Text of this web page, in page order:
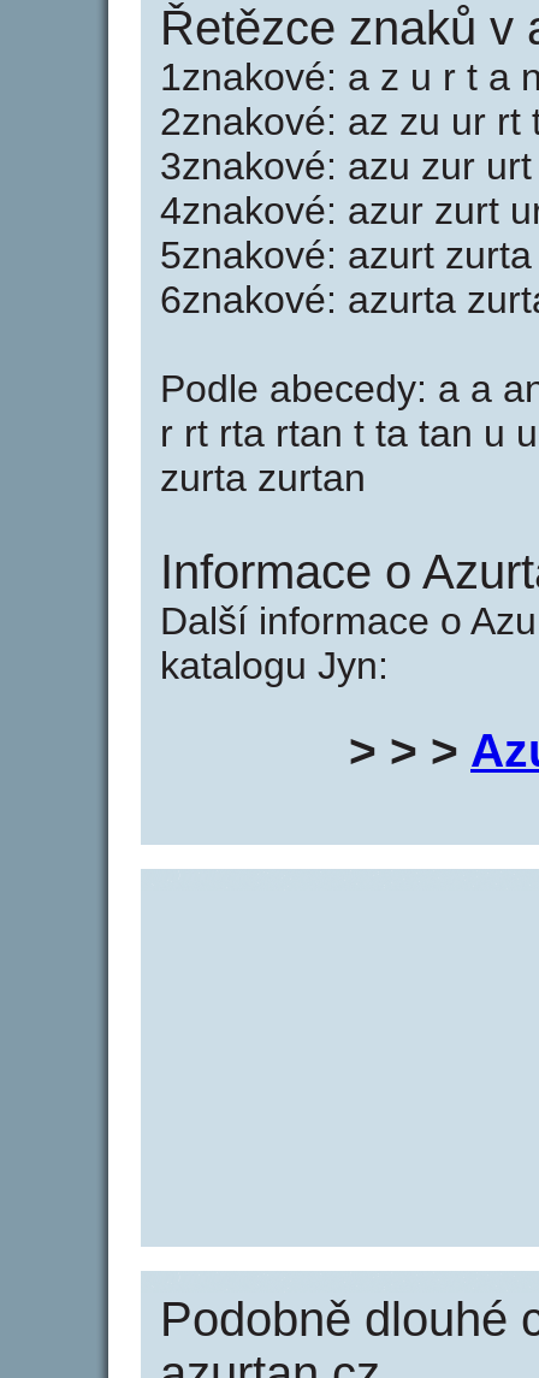
Řetězce znaků v
1znakové: a z u r t a
2znakové: az zu ur rt
3znakové: azu zur
4znakové: azur zurt
5znakové: azurt
6znakové: azurta
Podle abecedy: a a
r rt rta rtan t ta tan u
zurta zurtan
Informace o
Další informace o
katalogu Jyn:
> > >
Podobně dlouhé